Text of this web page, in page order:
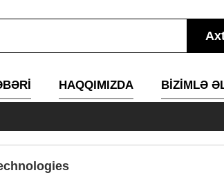
HAQQIMIZDA BIZIMLƏ